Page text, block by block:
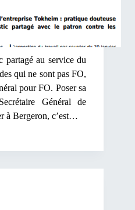
partagé au service du
qui ne sont pas FO,
pour FO. Poser sa
Général de
à Bergeron, c’est…